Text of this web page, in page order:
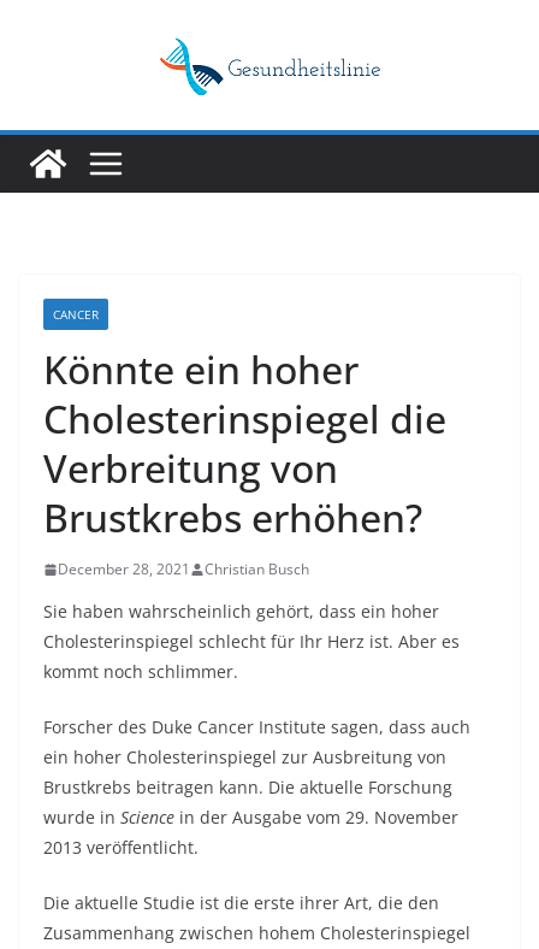
CANCER
Könnte ein hoher
Cholesterinspiegel die
Verbreitung von
Brustkrebs erhöhen?
December 28, 2021 Christian Busch
Sie haben wahrscheinlich gehört, dass ein hoher
Cholesterinspiegel schlecht für Ihr Herz ist. Aber es
kommt noch schlimmer.
Forscher des Duke Cancer Institute sagen, dass auch
ein hoher Cholesterinspiegel zur Ausbreitung von
Brustkrebs beitragen kann. Die aktuelle Forschung
wurde in Science in der Ausgabe vom 29. November
2013 veröffentlicht.
Die aktuelle Studie ist die erste ihrer Art, die den
Zusammenhang zwischen hohem Cholesterinspiegel